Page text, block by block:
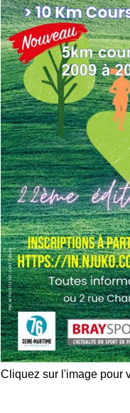
Cliquez sur l'image pour